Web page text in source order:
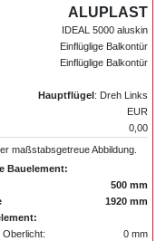
ALUPLAST
IDEAL 5000 aluskin
Einflüglige Balkontür
Einflüglige Balkontür
Hauptflügel: Dreh Links
EUR
0,00
maßstabsgetreue Abbildung.
Bauelement:
500 mm
1920 mm
Oberlicht:
0 mm